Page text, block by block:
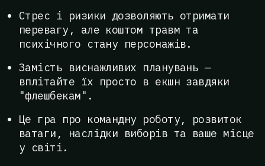
Стрес і ризики дозволяють отримати
перевагу, але коштом травм та
психічного стану персонажів.
Замість виснажливих планувань —
вплітайте їх просто в екшн завдяки
"флешбекам".
Це гра про командну роботу, розвиток
ватаги, наслідки виборів та ваше місце
у світі.